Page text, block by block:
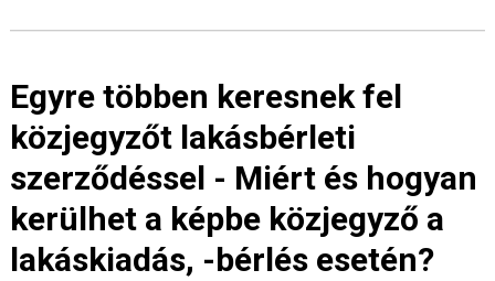
Egyre többen keresnek fel
közjegyzőt lakásbérleti
szerződéssel - Miért és hogyan
kerülhet a képbe közjegyző a
lakáskiadás, -bérlés esetén?